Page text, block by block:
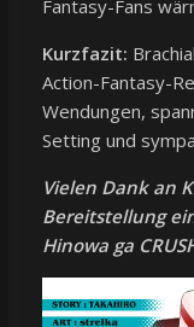
Fantasy-Fans
Kurzfazit:
Action-Fantasy-
Wendungen,
Setting und
Vielen Dank an
Bereitstellung
Hinowa ga